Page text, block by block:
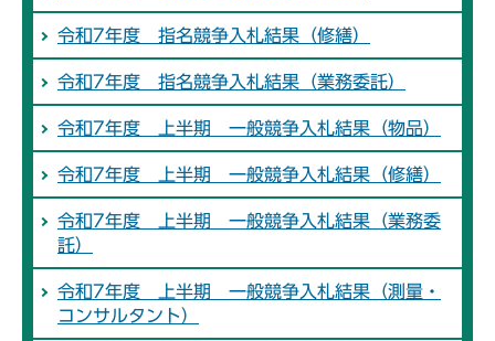
令和7年度 指名競争入札結果（修繕）
令和7年度 指名競争入札結果（業務委託）
令和7年度 上半期 一般競争入札結果（物品）
令和7年度 上半期 一般競争入札結果（修繕）
令和7年度 上半期 一般競争入札結果（業務委
託）
令和7年度 上半期 一般競争入札結果（測量・
コンサルタント）